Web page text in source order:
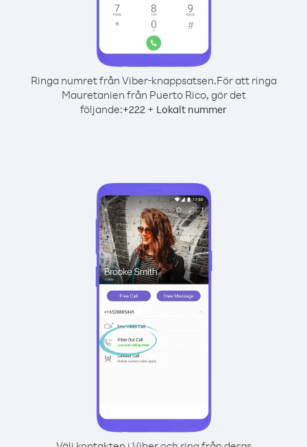
Ringa numret från Viber-knappsatsen.För att ringa
Mauretanien från Puerto Rico, gör det
följande:+222 + Lokalt nummer